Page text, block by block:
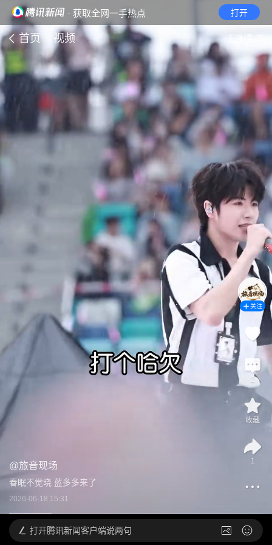
· 获取全网一手热点 打开
首页 视频
@旅音现场
春眠不觉晓 蓝多多来了
2026-06-18 15:31
关注
2
收藏
1
打开腾讯新闻客户端说两句